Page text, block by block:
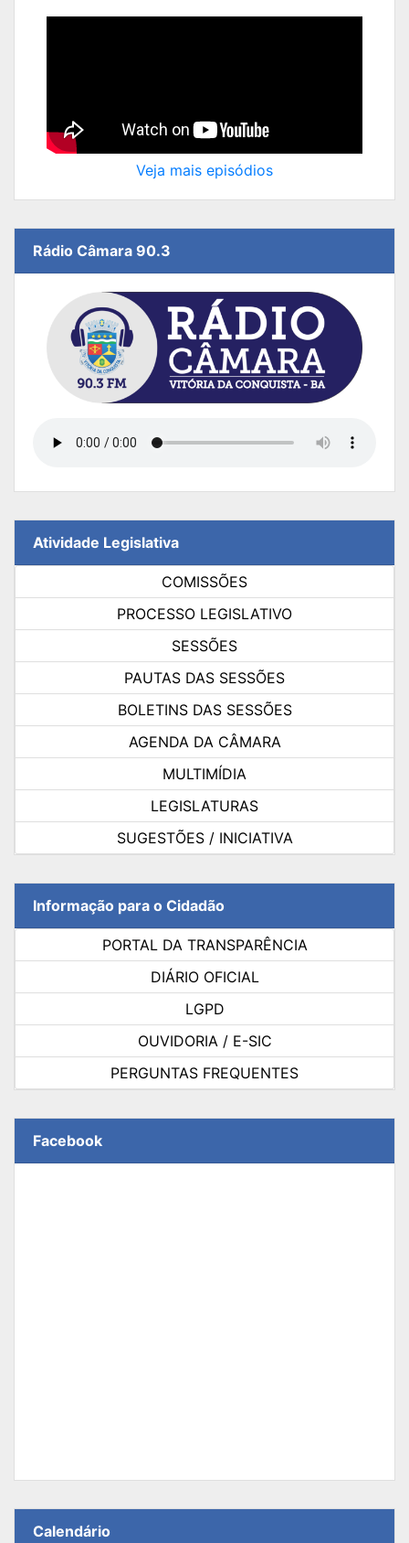
Veja mais episódios
Rádio Câmara 90.3
Atividade Legislativa
COMISSÕES
PROCESSO LEGISLATIVO
SESSÕES
PAUTAS DAS SESSÕES
BOLETINS DAS SESSÕES
AGENDA DA CÂMARA
MULTIMÍDIA
LEGISLATURAS
SUGESTÕES / INICIATIVA
Informação para o Cidadão
PORTAL DA TRANSPARÊNCIA
DIÁRIO OFICIAL
LGPD
OUVIDORIA / E-SIC
PERGUNTAS FREQUENTES
Facebook
Calendário